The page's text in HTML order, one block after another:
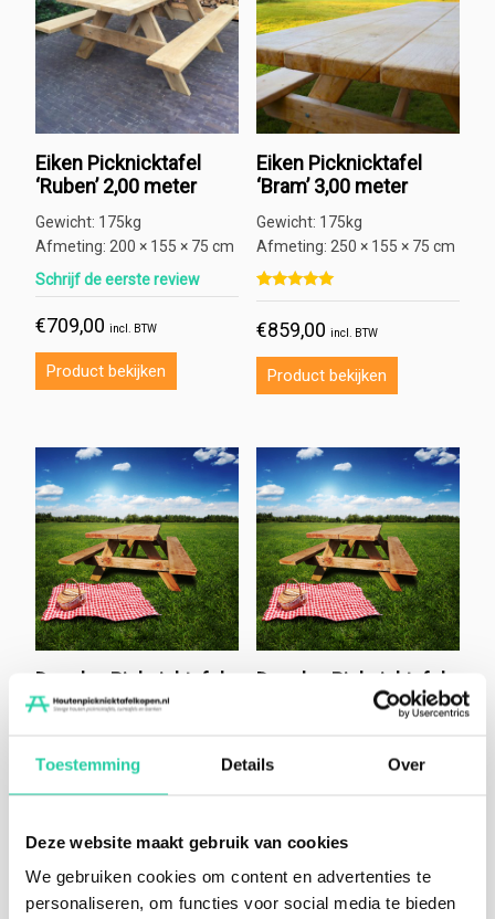
Toestemming Details Over
Deze website maakt gebruik van cookies
We gebruiken cookies om content en advertenties te
personaliseren, om functies voor social media te bieden
Eiken Picknicktafel
‘Ruben’ 2,00 meter
Gewicht: 175kg
Afmeting: 200 × 155 × 75 cm
Schrijf de eerste review
€709,00 incl. BTW
Product bekijken
Eiken Picknicktafel
‘Bram’ 3,00 meter
Gewicht: 175kg
Afmeting: 250 × 155 × 75 cm
Gewaardeerd
op 5 gebaseerd op
1
waardering
€859,00 incl. BTW
Product bekijken
Douglas Picknicktafel
‘Mila’ 2,50 meter
Afmeting:250 × 90 × 85 cm
Schrijf de eerste review
€619,00 incl. BTW
Product bekijken
Douglas Picknicktafel
‘Mila’ 2,00 meter
Afmeting:
200 × 90 × 85 cm
€549,00 incl. BTW
Product bekijken